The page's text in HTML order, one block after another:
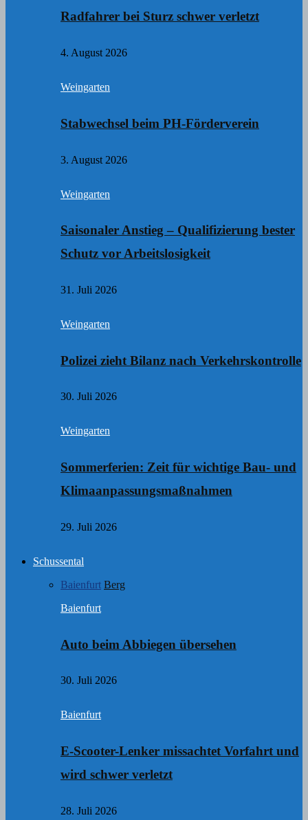
Radfahrer bei Sturz schwer verletzt
4. August 2026
Weingarten
Stabwechsel beim PH-Förderverein
3. August 2026
Weingarten
Saisonaler Anstieg – Qualifizierung bester
Schutz vor Arbeitslosigkeit
31. Juli 2026
Weingarten
Polizei zieht Bilanz nach Verkehrskontrolle
30. Juli 2026
Weingarten
Sommerferien: Zeit für wichtige Bau- und
Klimaanpassungsmaßnahmen
29. Juli 2026
Schussental
Baienfurt Berg
Baienfurt
Auto beim Abbiegen übersehen
30. Juli 2026
Baienfurt
E-Scooter-Lenker missachtet Vorfahrt und
wird schwer verletzt
28. Juli 2026